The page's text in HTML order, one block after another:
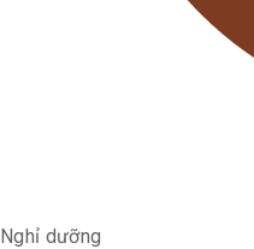
Nghỉ dưỡng